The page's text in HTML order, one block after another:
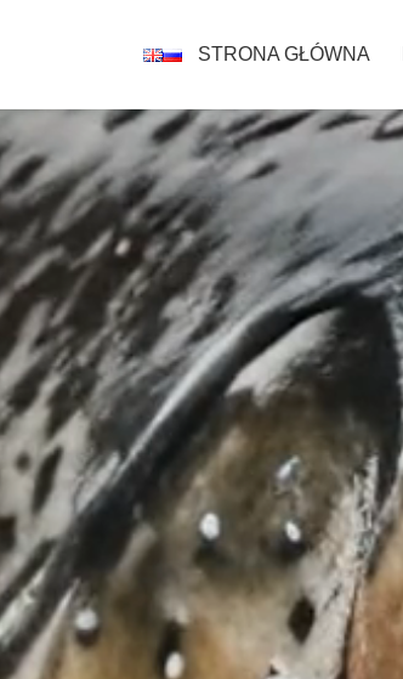
STRONA GŁÓWNA